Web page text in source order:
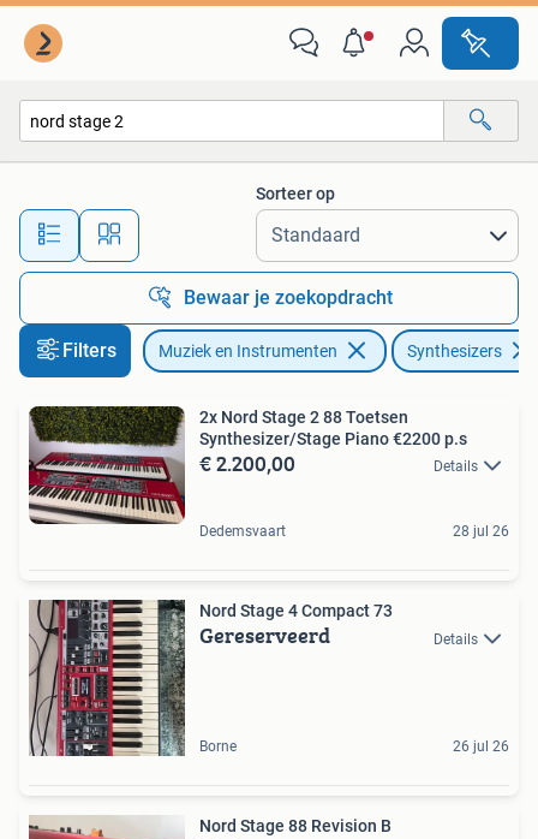
Alle afstanden…
Sorteer op
Bewaar je zoekopdracht
Filters Muziek en Instrumenten Synthesizers
2x Nord Stage 2 88 Toetsen
Synthesizer/Stage Piano €2200 p.s
€ 2.200,00 Details
Dedemsvaart 28 jul 26
Nord Stage 4 Compact 73
Gereserveerd Details
Borne 26 jul 26
Nord Stage 88 Revision B